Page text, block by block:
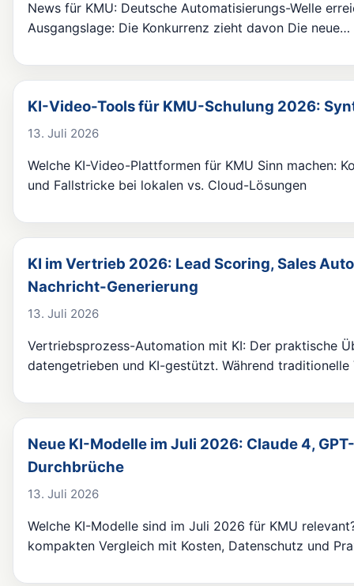
News für KMU: Deutsche Automatisierungs-Welle
Ausgangslage: Die Konkurrenz zieht davon Die neue…
KI-Video-Tools für KMU-Schulung 2026:
13. Juli 2026
Welche KI-Video-Plattformen für KMU Sinn machen:
und Fallstricke bei lokalen vs. Cloud-Lösungen
KI im Vertrieb 2026: Lead Scoring, Sales
Nachricht-Generierung
13. Juli 2026
Vertriebsprozess-Automation mit KI: Der praktische
datengetrieben und KI-gestützt. Während
Neue KI-Modelle im Juli 2026: Claude 4,
Durchbrüche
13. Juli 2026
Welche KI-Modelle sind im Juli 2026 für KMU
kompakten Vergleich mit Kosten, Datenschutz und